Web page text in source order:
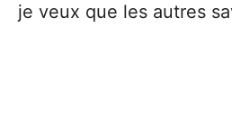
je veux que les autres